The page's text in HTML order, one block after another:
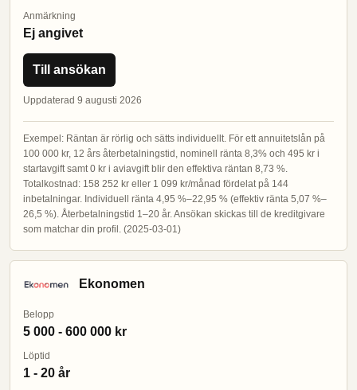
Anmärkning
Ej angivet
Till ansökan
Uppdaterad 9 augusti 2026
Exempel: Räntan är rörlig och sätts individuellt. För ett annuitetslån på
100 000 kr, 12 års återbetalningstid, nominell ränta 8,3% och 495 kr i
startavgift samt 0 kr i aviavgift blir den effektiva räntan 8,73 %.
Totalkostnad: 158 252 kr eller 1 099 kr/månad fördelat på 144
inbetalningar. Individuell ränta 4,95 %–22,95 % (effektiv ränta 5,07 %–
26,5 %). Återbetalningstid 1–20 år. Ansökan skickas till de kreditgivare
som matchar din profil. (2025-03-01)
Ekonomen
Belopp
5 000 - 600 000 kr
Löptid
1 - 20 år